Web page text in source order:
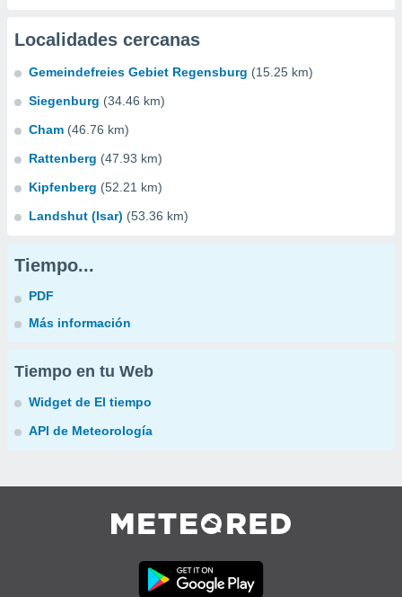
Localidades cercanas
Gemeindefreies Gebiet Regensburg (15.25 km)
Siegenburg (34.46 km)
Cham (46.76 km)
Rattenberg (47.93 km)
Kipfenberg (52.21 km)
Landshut (Isar) (53.36 km)
Tiempo...
PDF
Más información
Tiempo en tu Web
Widget de El tiempo
API de Meteorología